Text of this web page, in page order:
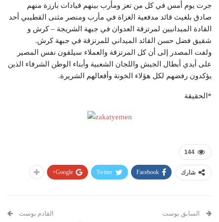
جرت يوم أمس في كل من تعز ومأرب بينهم قيادات بارزة منهم
صادق بلغيث قائد مدفعية الغزاة في مأرب ومنصر مثنى القطيبي أحد
القادة الميدانيين لمرتزقة العدوان في جبهة الشريجة – كرش و
شقيق فضل حسن القائد الميداني للمرتزقة في جبهة كرش.
ولفت المصدر إلى أن كل المرتزقة والعملاء سيلقون نفس المصير
على أيدي أبطال الجيش واللجان الشعبية وأبناء الوطن الشرفاء الذين
يؤكدون رفضهم لكل هؤلاء الخونة وأفعالهم الشريرة.
*الحقيقة
144
شارك Facebook
Twitter
Google+
السابق بوست القادم بوست